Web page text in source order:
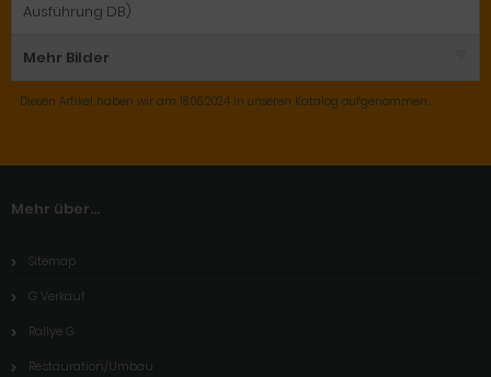
Ausführung DB)
Mehr Bilder
Diesen Artikel haben wir am 18.06.2024 in unseren Katalog aufgenommen.
Mehr über...
Sitemap
G Verkauf
Rallye G
Restauration/Umbau